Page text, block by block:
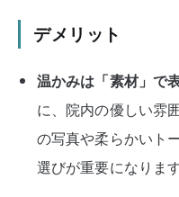
デメリット
温かみは「素材」で
に、院内の優しい雰
の写真や柔らかいト
選びが重要になります